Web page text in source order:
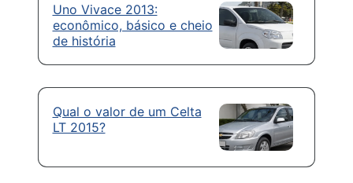
Uno Vivace 2013:
econômico, básico e cheio
de história
Qual o valor de um Celta
LT 2015?